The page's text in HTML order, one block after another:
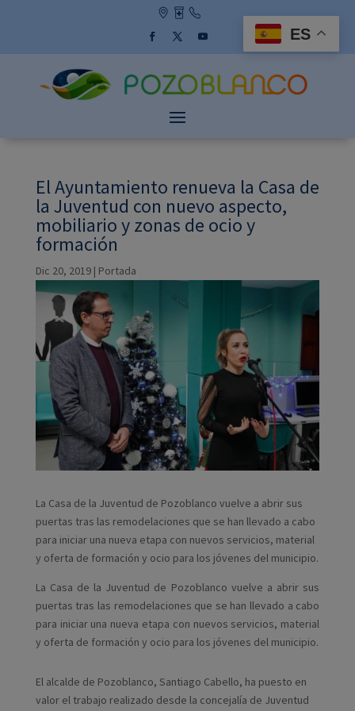
El Ayuntamiento renueva la Casa de
la Juventud con nuevo aspecto,
mobiliario y zonas de ocio y
formación
Dic 20, 2019| Portada
La Casa de la Juventud de Pozoblanco vuelve a abrir sus
puertas tras las remodelaciones que se han llevado a cabo
para iniciar una nueva etapa con nuevos servicios, material
y oferta de formación y ocio para los jóvenes del municipio.
La Casa de la Juventud de Pozoblanco vuelve a abrir sus
puertas tras las remodelaciones que se han llevado a cabo
para iniciar una nueva etapa con nuevos servicios, material
y oferta de formación y ocio para los jóvenes del municipio.
El alcalde de Pozoblanco, Santiago Cabello, ha puesto en
valor el trabajo realizado desde la concejalía de Juventud
ES